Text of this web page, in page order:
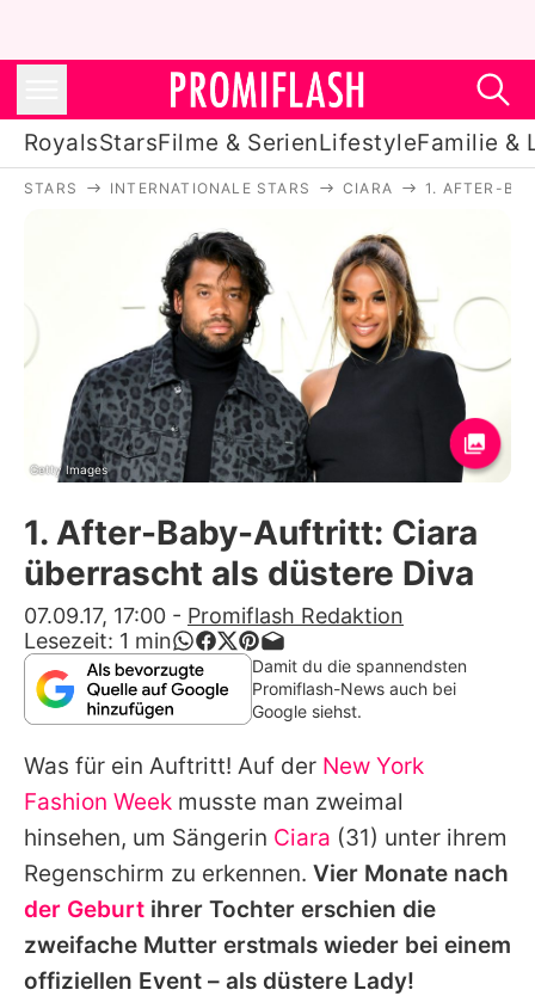
RoyalsStarsFilme & SerienLifestyleFamilie &
Stars
Filme & Serien
Lifestyle
Familie & Liebe
Promiflash Exklusiv
Alle Themen auf Promiflash
App runterladen
Team
Redaktionelle Richtlinien
Impressum
Datenschutzerklärung
Nutzungsbedingungen
Utiq verwalten
STARS INTERNATIONALE STARS CIARA 1. AFTER-
Getty Images
1. After-Baby-Auftritt: Ciara
überrascht als düstere Diva
07.09.17, 17:00 - Promiflash Redaktion
Lesezeit: 1 min
Damit du die spannendsten
Promiflash-News auch bei
Google siehst.
Was für ein Auftritt! Auf der New York
Fashion Week musste man zweimal
hinsehen, um Sängerin Ciara (31) unter ihrem
Regenschirm zu erkennen. Vier Monate nach
der Geburt ihrer Tochter erschien die
zweifache Mutter erstmals wieder bei einem
offiziellen Event – als düstere Lady!